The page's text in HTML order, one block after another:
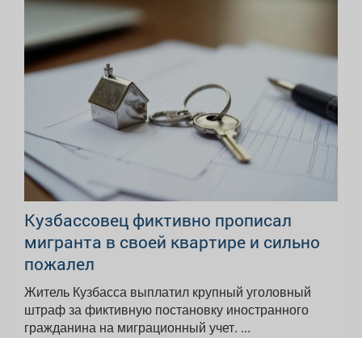
Кузбассовец фиктивно прописал
мигранта в своей квартире и сильно
пожалел
Житель Кузбасса выплатил крупный уголовный
штраф за фиктивную постановку иностранного
гражданина на миграционный учет. ...